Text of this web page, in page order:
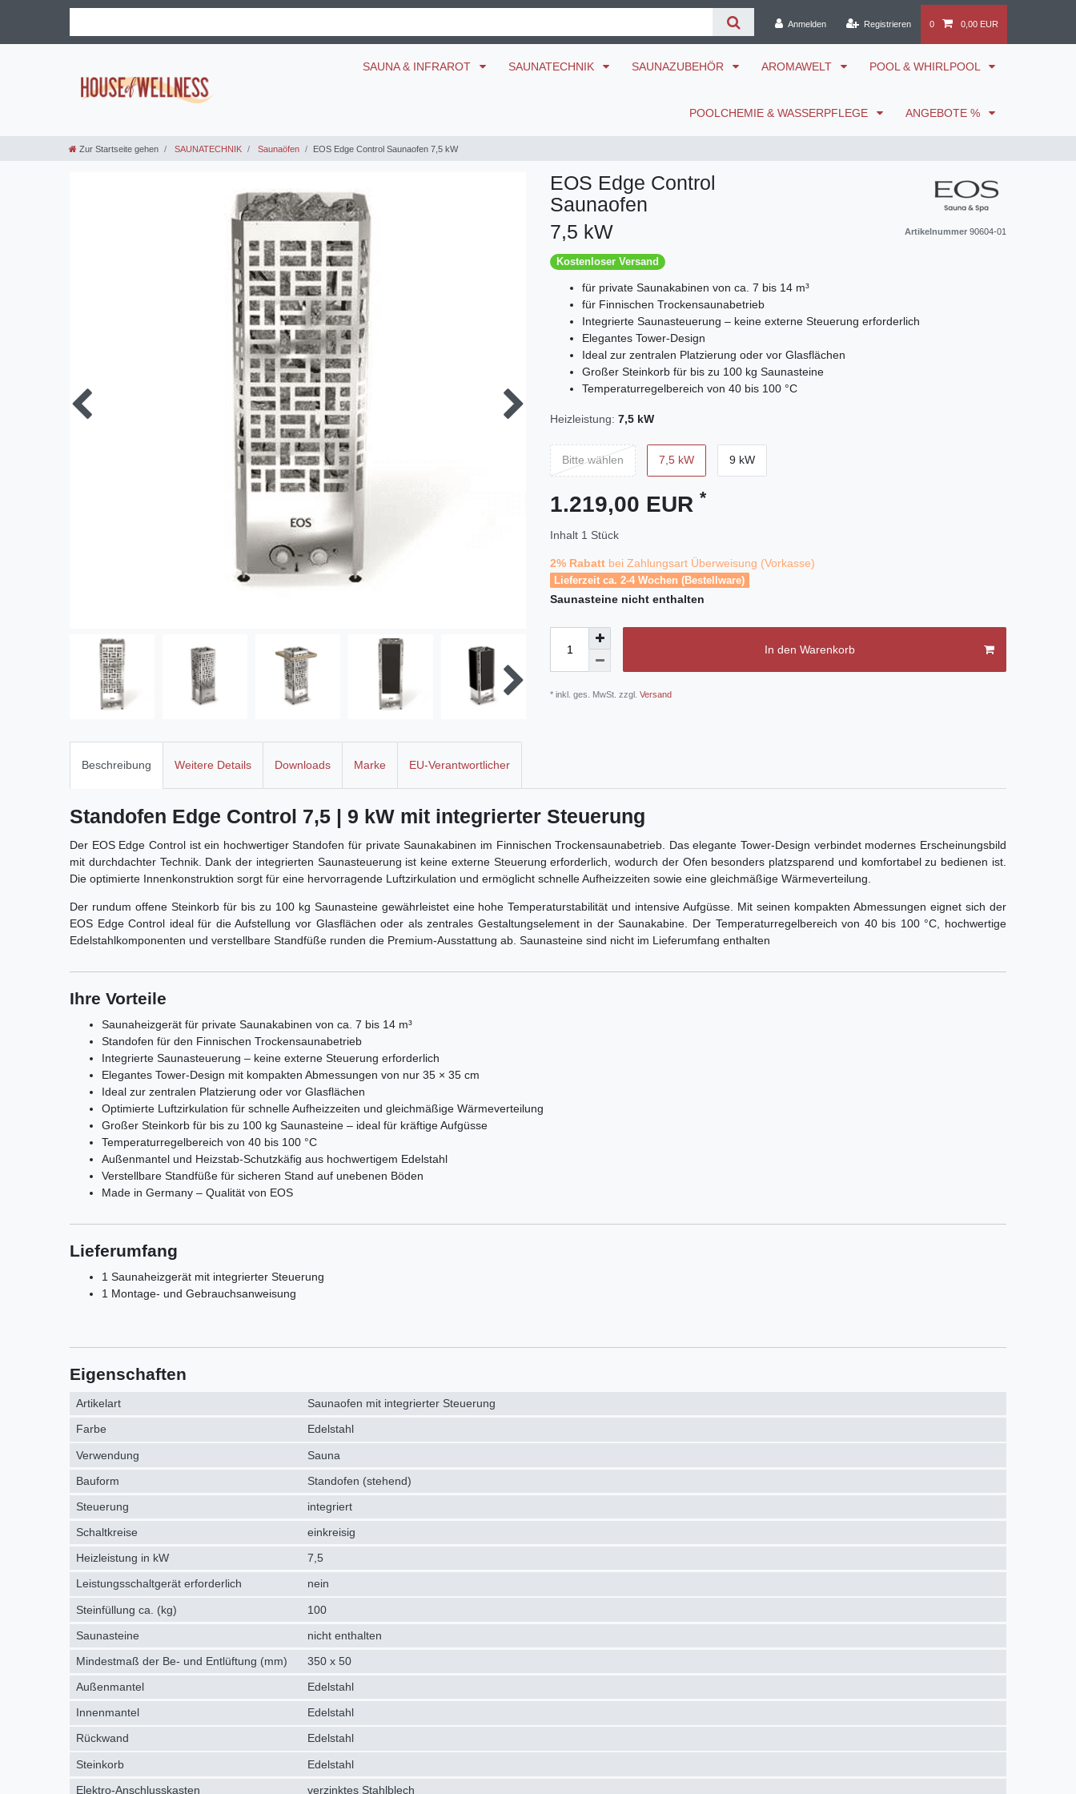
Anmelden Registrieren 0 0,00 EUR
SAUNA & INFRAROT SAUNATECHNIK SAUNAZUBEHÖR AROMAWELT POOL & WHIRLPOOL
POOLCHEMIE & WASSERPFLEGE ANGEBOTE %
Zur Startseite gehen SAUNATECHNIK Saunaöfen EOS Edge Control Saunaofen 7,5 kW
EOS Edge Control
Saunaofen
7,5 kW
Artikelnummer 90604-01
Kostenloser Versand
für private Saunakabinen von ca. 7 bis 14 m³
für Finnischen Trockensaunabetrieb
Integrierte Saunasteuerung – keine externe Steuerung erforderlich
Elegantes Tower-Design
Ideal zur zentralen Platzierung oder vor Glasflächen
Großer Steinkorb für bis zu 100 kg Saunasteine
Temperaturregelbereich von 40 bis 100 °C
Heizleistung: 7,5 kW
Bitte wählen 7,5 kW 9 kW
1.219,00 EUR *
Inhalt 1 Stück
2% Rabatt bei Zahlungsart Überweisung (Vorkasse)
Lieferzeit ca. 2-4 Wochen (Bestellware)
Saunasteine nicht enthalten
In den Warenkorb
* inkl. ges. MwSt. zzgl. Versand
Beschreibung Weitere Details Downloads Marke EU-Verantwortlicher
Standofen Edge Control 7,5 | 9 kW mit integrierter Steuerung
Der EOS Edge Control ist ein hochwertiger Standofen für private Saunakabinen im Finnischen Trockensaunabetrieb. Das elegante Tower-Design verbindet modernes Erscheinungsbild
mit durchdachter Technik. Dank der integrierten Saunasteuerung ist keine externe Steuerung erforderlich, wodurch der Ofen besonders platzsparend und komfortabel zu bedienen ist.
Die optimierte Innenkonstruktion sorgt für eine hervorragende Luftzirkulation und ermöglicht schnelle Aufheizzeiten sowie eine gleichmäßige Wärmeverteilung.
Der rundum offene Steinkorb für bis zu 100 kg Saunasteine gewährleistet eine hohe Temperaturstabilität und intensive Aufgüsse. Mit seinen kompakten Abmessungen eignet sich der
EOS Edge Control ideal für die Aufstellung vor Glasflächen oder als zentrales Gestaltungselement in der Saunakabine. Der Temperaturregelbereich von 40 bis 100 °C, hochwertige
Edelstahlkomponenten und verstellbare Standfüße runden die Premium-Ausstattung ab. Saunasteine sind nicht im Lieferumfang enthalten
Ihre Vorteile
Saunaheizgerät für private Saunakabinen von ca. 7 bis 14 m³
Standofen für den Finnischen Trockensaunabetrieb
Integrierte Saunasteuerung – keine externe Steuerung erforderlich
Elegantes Tower-Design mit kompakten Abmessungen von nur 35 × 35 cm
Ideal zur zentralen Platzierung oder vor Glasflächen
Optimierte Luftzirkulation für schnelle Aufheizzeiten und gleichmäßige Wärmeverteilung
Großer Steinkorb für bis zu 100 kg Saunasteine – ideal für kräftige Aufgüsse
Temperaturregelbereich von 40 bis 100 °C
Außenmantel und Heizstab-Schutzkäfig aus hochwertigem Edelstahl
Verstellbare Standfüße für sicheren Stand auf unebenen Böden
Made in Germany – Qualität von EOS
Lieferumfang
1 Saunaheizgerät mit integrierter Steuerung
1 Montage- und Gebrauchsanweisung
Eigenschaften
Artikelart Saunaofen mit integrierter Steuerung
Farbe Edelstahl
Verwendung Sauna
Bauform Standofen (stehend)
Steuerung integriert
Schaltkreise einkreisig
Heizleistung in kW 7,5
Leistungsschaltgerät erforderlich nein
Steinfüllung ca. (kg) 100
Saunasteine nicht enthalten
Mindestmaß der Be- und Entlüftung (mm) 350 x 50
Außenmantel Edelstahl
Innenmantel Edelstahl
Rückwand Edelstahl
Steinkorb Edelstahl
Elektro-Anschlusskasten verzinktes Stahlblech